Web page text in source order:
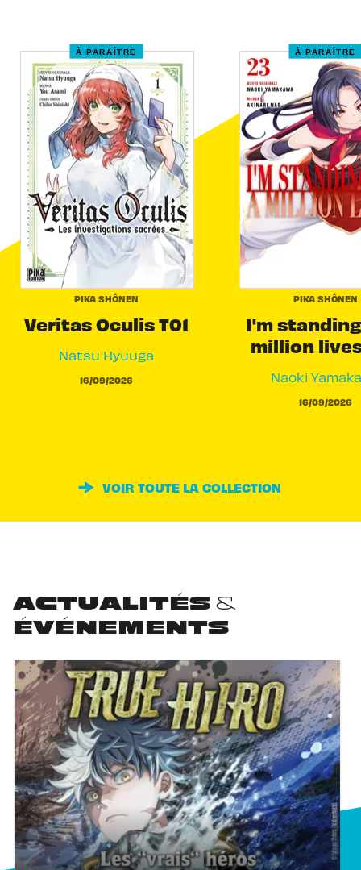
À PARAÎTRE
PIKA SHÔNEN
Veritas Oculis T01
Natsu Hyuuga
16/09/2026
À PARAÎTRE
PIKA SHÔNEN
I'm
million
Naoki
16/09/2026
VOIR TOUTE LA COLLECTION
ACTUALITÉS &
ÉVÉNEMENTS